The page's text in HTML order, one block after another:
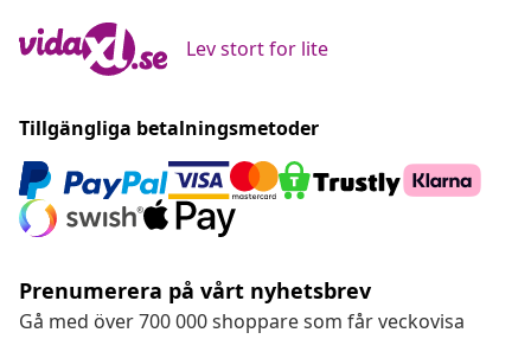
Lev stort for lite
Tillgängliga betalningsmetoder
Prenumerera på vårt nyhetsbrev
Gå med över 700 000 shoppare som får veckovisa